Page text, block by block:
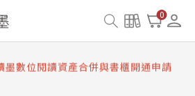
0
讀墨系統維護中，本站同步暫
墨數位閱讀資產合併與書櫃開通申請
墨書櫃開通常見問題